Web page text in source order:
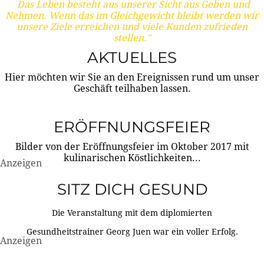
Das Leben besteht aus unserer Sicht aus Geben und
Nehmen. Wenn das im Gleichgewicht bleibt werden wir
unsere Ziele erreichen und viele Kunden zufrieden
stellen."
AKTUELLES
Hier möchten wir Sie an den Ereignissen rund um unser
Geschäft teilhaben lassen.
ERÖFFNUNGSFEIER
Bilder von der Eröffnungsfeier im Oktober 2017 mit
kulinarischen Köstlichkeiten...
Anzeigen
SITZ DICH GESUND
Die Veranstaltung mit dem diplomierten
Gesundheitstrainer Georg Juen war ein voller Erfolg.
Anzeigen